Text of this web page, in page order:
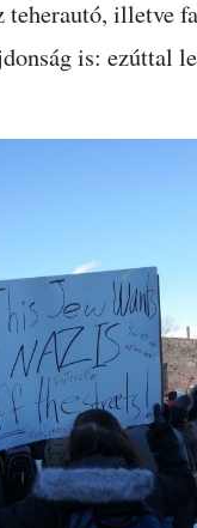
teherautó, illetve
is: ezúttal